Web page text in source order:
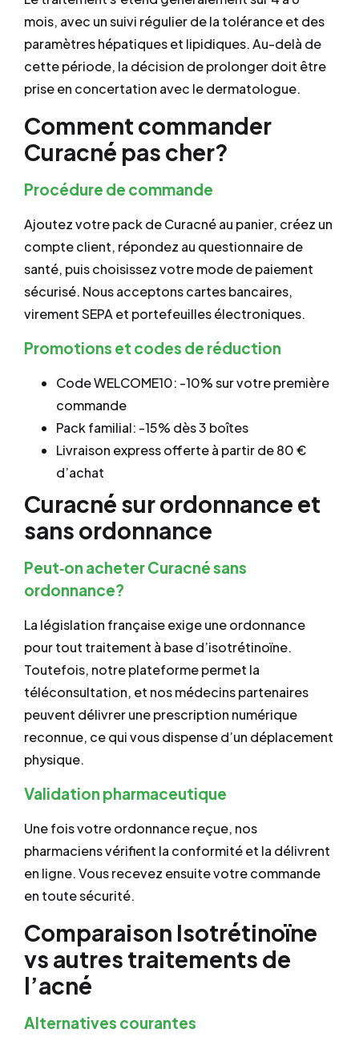
mois, avec un suivi régulier de la tolérance et des
paramètres hépatiques et lipidiques. Au-delà de
cette période, la décision de prolonger doit être
prise en concertation avec le dermatologue.
Comment commander
Curacné pas cher?
Procédure de commande
Ajoutez votre pack de Curacné au panier, créez un
compte client, répondez au questionnaire de
santé, puis choisissez votre mode de paiement
sécurisé. Nous acceptons cartes bancaires,
virement SEPA et portefeuilles électroniques.
Promotions et codes de réduction
Code WELCOME10: -10% sur votre première
commande
Pack familial: -15% dès 3 boîtes
Livraison express offerte à partir de 80 €
d’achat
Curacné sur ordonnance et
sans ordonnance
Peut‐on acheter Curacné sans
ordonnance?
La législation française exige une ordonnance
pour tout traitement à base d’isotrétinoïne.
Toutefois, notre plateforme permet la
téléconsultation, et nos médecins partenaires
peuvent délivrer une prescription numérique
reconnue, ce qui vous dispense d’un déplacement
physique.
Validation pharmaceutique
Une fois votre ordonnance reçue, nos
pharmaciens vérifient la conformité et la délivrent
en ligne. Vous recevez ensuite votre commande
en toute sécurité.
Comparaison Isotrétinoïne
vs autres traitements de
l’acné
Alternatives courantes